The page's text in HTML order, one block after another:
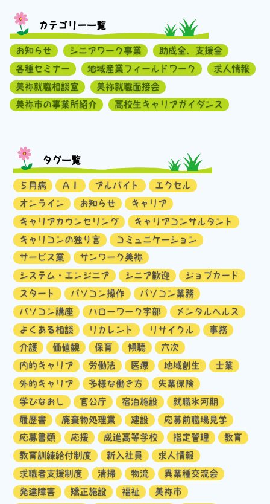
カテゴリー一覧
お知らせ シニアワーク事業
助成金、支援金
各種セミナー
地域産業フィールドワーク
求人情報
美祢就職相談室
美祢就職面接会
美祢市の事業所紹介
高校生キャリアガイダンス
タグ一覧
５月病 ＡＩ アルバイト
エクセル
オンライン
お知らせ
キャリア
キャリアカウンセリング
キャリアコンサルタント
キャリコンの独り言
コミュニケーション
サービス業
サンワーク美祢
システム・エンジニア
シニア歓迎
ジョブカード
スタート
パソコン操作
パソコン業務
パソコン講座
ハローワーク宇部
メンタルヘルス
よくある相談
リカレント リサイクル
事務
介護
価値観 保育 傾聴
六次
内的キャリア
労働法 医療 地域創生
士業
外的キャリア
多様な働き方
失業保険
学びなおし
官公庁 宿泊施設
就職氷河期
履歴書
廃棄物処理業 建設
応募前職場見学
応募書類
応援 成進高等学校 指定管理
教育
教育訓練給付制度
新入社員
求人情報
求職者支援制度
清掃 物流
異業種交流会
発達障害
矯正施設 福祉
美祢市